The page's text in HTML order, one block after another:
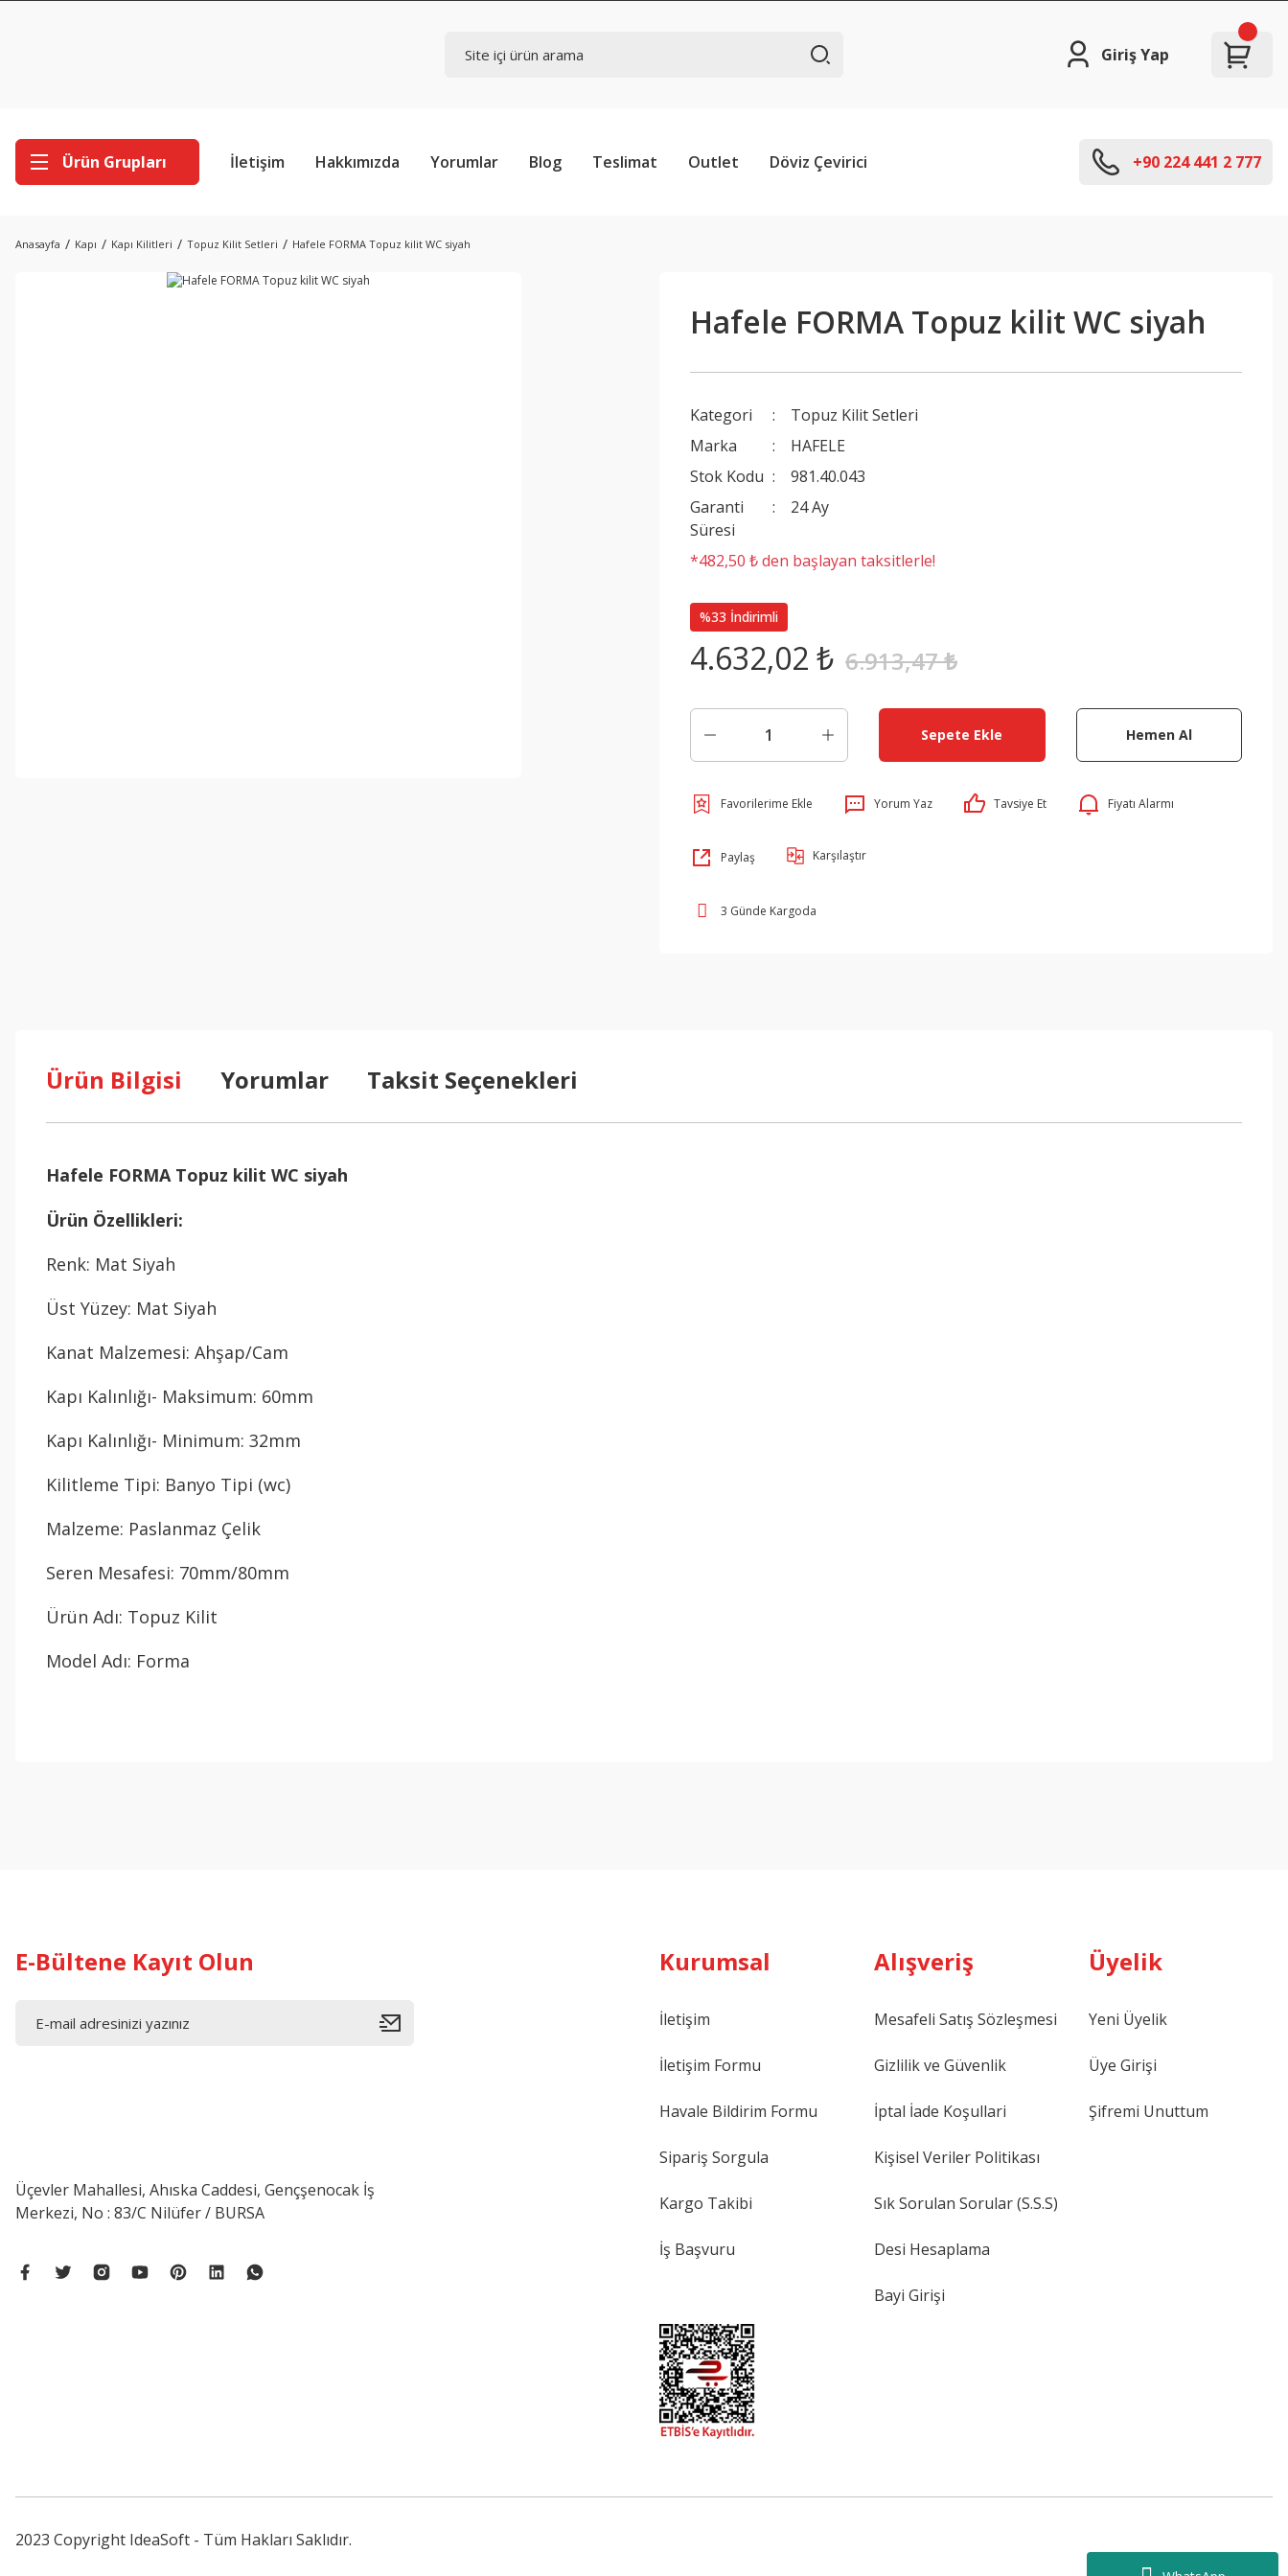
Giriş Yap
Ürün Grupları İletişim Hakkımızda Yorumlar Blog Teslimat Outlet Döviz Çevirici +90 224 441 2 777
Anasayfa Kapı Kapı Kilitleri Topuz Kilit Setleri Hafele FORMA Topuz kilit WC siyah
Hafele FORMA Topuz kilit WC siyah
Kategori
Topuz Kilit Setleri
Marka
HAFELE
Stok Kodu
981.40.043
Garanti
Süresi
24 Ay
*482,50 ₺ den başlayan taksitlerle!
%33 İndirimli
4.632,02 ₺ 6.913,47 ₺
Sepete Ekle Hemen Al
Yorum Yaz Tavsiye Et Fiyatı Alarmı
Paylaş Karşılaştır
3 Günde Kargoda
Ürün Bilgisi Yorumlar Taksit Seçenekleri
Hafele FORMA Topuz kilit WC siyah
Ürün Özellikleri:
Renk: Mat Siyah
Üst Yüzey: Mat Siyah
Kanat Malzemesi: Ahşap/Cam
Kapı Kalınlığı- Maksimum: 60mm
Kapı Kalınlığı- Minimum: 32mm
Kilitleme Tipi: Banyo Tipi (wc)
Malzeme: Paslanmaz Çelik
Seren Mesafesi: 70mm/80mm
Ürün Adı: Topuz Kilit
Model Adı: Forma
E-Bültene Kayıt Olun
Üçevler Mahallesi, Ahıska Caddesi, Gençşenocak İş
Merkezi, No : 83/C Nilüfer / BURSA
Kurumsal
İletişim
İletişim Formu
Havale Bildirim Formu
Sipariş Sorgula
Kargo Takibi
İş Başvuru
Alışveriş
Mesafeli Satış Sözleşmesi
Gizlilik ve Güvenlik
İptal İade Koşullari
Kişisel Veriler Politikası
Sık Sorulan Sorular (S.S.S)
Desi Hesaplama
Bayi Girişi
Üyelik
Yeni Üyelik
Üye Girişi
Şifremi Unuttum
2023 Copyright IdeaSoft - Tüm Hakları Saklıdır.